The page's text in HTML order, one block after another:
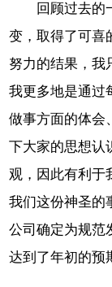
回顾过去的
变，取得了可喜
努力的结果，我
我更多地是通过
做事方面的体会
下大家的思想认
观，因此有利于
我们这份神圣的
公司确定为规范
达到了年初的预